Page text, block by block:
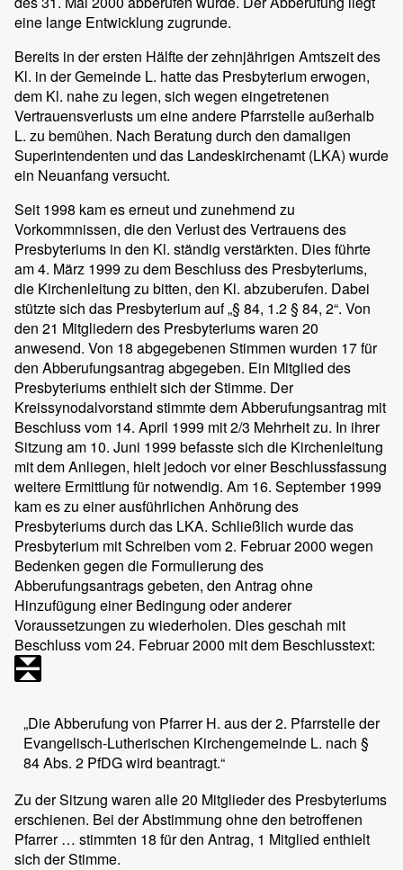
eine lange Entwicklung zugrunde.
Bereits in der ersten Hälfte der zehnjährigen Amtszeit des
Kl. in der Gemeinde L. hatte das Presbyterium erwogen,
dem Kl. nahe zu legen, sich wegen eingetretenen
Vertrauensverlusts um eine andere Pfarrstelle außerhalb
L. zu bemühen. Nach Beratung durch den damaligen
Superintendenten und das Landeskirchenamt (LKA) wurde
ein Neuanfang versucht.
Seit 1998 kam es erneut und zunehmend zu
Vorkommnissen, die den Verlust des Vertrauens des
Presbyteriums in den Kl. ständig verstärkten. Dies führte
am 4. März 1999 zu dem Beschluss des Presbyteriums,
die Kirchenleitung zu bitten, den Kl. abzuberufen. Dabei
stützte sich das Presbyterium auf „§ 84, 1.2 § 84, 2“. Von
den 21 Mitgliedern des Presbyteriums waren 20
anwesend. Von 18 abgegebenen Stimmen wurden 17 für
den Abberufungsantrag abgegeben. Ein Mitglied des
Presbyteriums enthielt sich der Stimme. Der
Kreissynodalvorstand stimmte dem Abberufungsantrag mit
Beschluss vom 14. April 1999 mit 2/3 Mehrheit zu. In ihrer
Sitzung am 10. Juni 1999 befasste sich die Kirchenleitung
mit dem Anliegen, hielt jedoch vor einer Beschlussfassung
weitere Ermittlung für notwendig. Am 16. September 1999
kam es zu einer ausführlichen Anhörung des
Presbyteriums durch das LKA. Schließlich wurde das
Presbyterium mit Schreiben vom 2. Februar 2000 wegen
Bedenken gegen die Formulierung des
Abberufungsantrags gebeten, den Antrag ohne
Hinzufügung einer Bedingung oder anderer
Voraussetzungen zu wiederholen. Dies geschah mit
Beschluss vom 24. Februar 2000 mit dem Beschlusstext:
„Die Abberufung von Pfarrer H. aus der 2. Pfarrstelle der
Evangelisch-Lutherischen Kirchengemeinde L. nach §
84 Abs. 2 PfDG wird beantragt.“
Zu der Sitzung waren alle 20 Mitglieder des Presbyteriums
erschienen. Bei der Abstimmung ohne den betroffenen
Pfarrer … stimmten 18 für den Antrag, 1 Mitglied enthielt
sich der Stimme.